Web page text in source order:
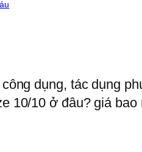
dụng, tác dụng
10/10 ở đâu? giá